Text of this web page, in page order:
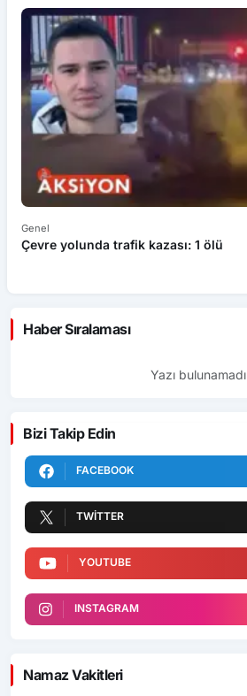
Genel
Çevre yolunda trafik kazası: 1 ölü
Haber Sıralaması
Yazı bulunamadı
Bizi Takip Edin
FACEBOOK
TWITTER
YOUTUBE
INSTAGRAM
Namaz Vakitleri